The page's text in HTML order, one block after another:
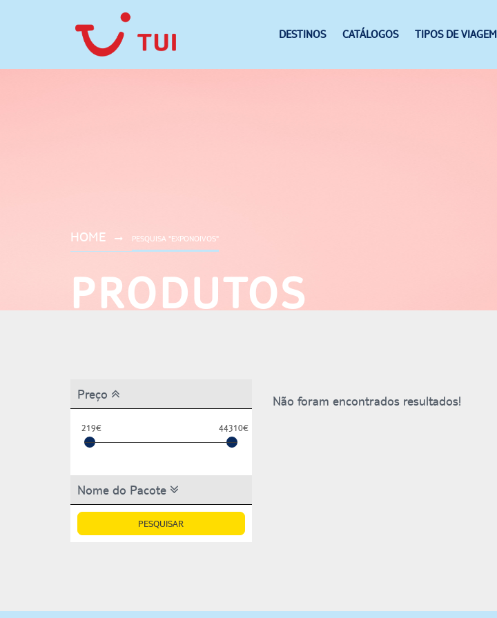
DESTINOS CATÁLOGOS TIPOS DE VIAGEM
HOME PESQUISA "EXPONOIVOS"
PRODUTOS
Preço
219€ 44310€
Nome do Pacote
PESQUISAR
Não foram encontrados resultados!